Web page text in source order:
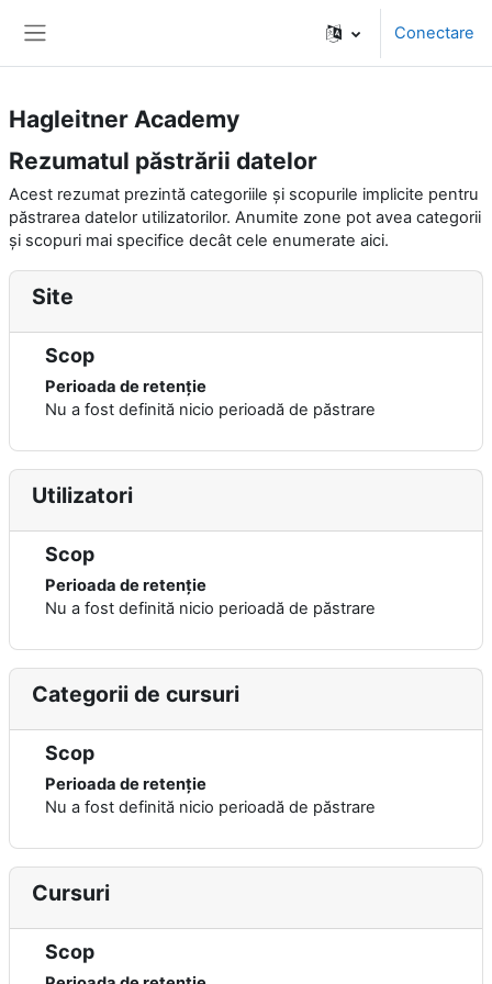
Conectare
Hagleitner Academy
Rezumatul păstrării datelor
Acest rezumat prezintă categoriile și scopurile implicite pentru
păstrarea datelor utilizatorilor. Anumite zone pot avea categorii
și scopuri mai specifice decât cele enumerate aici.
Site
Scop
Perioada de retenție
Nu a fost definită nicio perioadă de păstrare
Utilizatori
Scop
Perioada de retenție
Nu a fost definită nicio perioadă de păstrare
Categorii de cursuri
Scop
Perioada de retenție
Nu a fost definită nicio perioadă de păstrare
Cursuri
Scop